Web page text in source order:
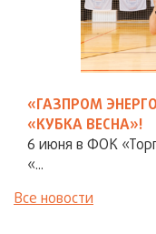
«ГАЗПРОМ
«КУБКА ВЕСНА»!
6 июня в ФОК
«...
Все новости